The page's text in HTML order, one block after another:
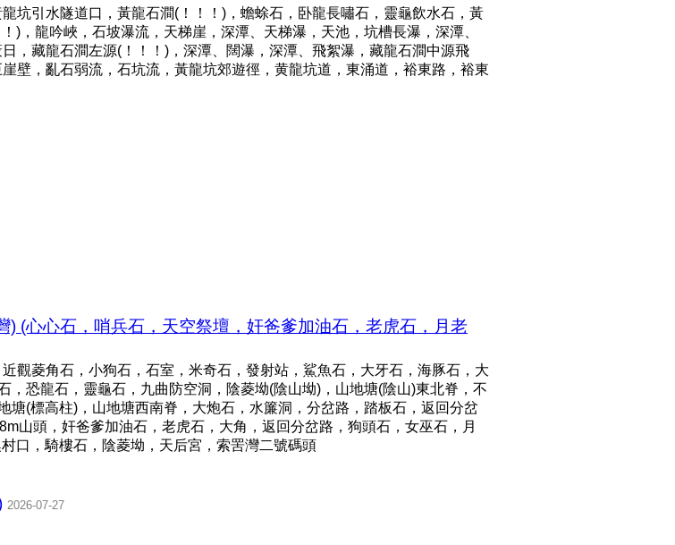
坑引水隧道口，黃龍石澗(！！！)，蟾蜍石，卧龍長嘯石，靈龜飲水石，黃
)，龍吟峽，石坡瀑流，天梯崖，深潭、天梯瀑，天池，坑槽長瀑，深潭、
，藏龍石澗左源(！！！)，深潭、闊瀑，深潭、飛絮瀑，藏龍石澗中源飛
壁，亂石弱流，石坑流，黃龍坑郊遊徑，黄龍坑道，東涌道，裕東路，裕東
(心心石，哨兵石，天空祭壇，奸爸爹加油石，老虎石，月老
觀菱角石，小狗石，石室，米奇石，發射站，鯊魚石，大牙石，海豚石，大
恐龍石，靈龜石，九曲防空洞，陰菱坳(陰山坳)，山地塘(陰山)東北脊，不
(標高柱)，山地塘西南脊，大炮石，水簾洞，分岔路，踏板石，返回分岔
山頭，奸爸爹加油石，老虎石，大角，返回分岔路，狗頭石，女巫石，月
口，騎樓石，陰菱坳，天后宮，索罟灣二號碼頭
2026-07-27